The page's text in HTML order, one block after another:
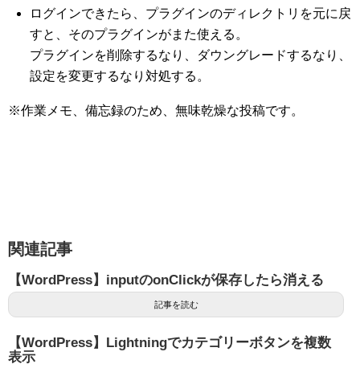
ログインできたら、プラグインのディレクトリを元に戻
すと、そのプラグインがまた使える。
プラグインを削除するなり、ダウングレードするなり、
設定を変更するなり対処する。
※作業メモ、備忘録のため、無味乾燥な投稿です。
関連記事
【WordPress】inputのonClickが保存したら消える
記事を読む
【WordPress】Lightningでカテゴリーボタンを複数
表示